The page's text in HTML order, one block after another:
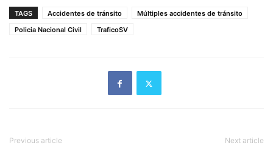
TAGS Accidentes de tránsito
Múltiples accidentes de tránsito
Policia Nacional Civil
TraficoSV
Previous article Next article